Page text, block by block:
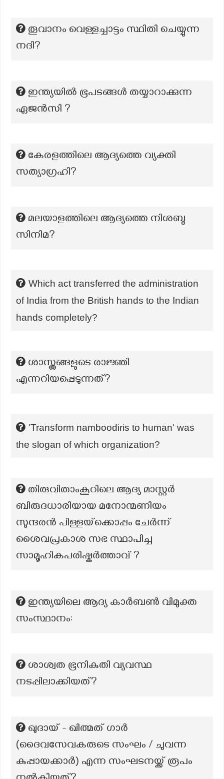
തൂവാനം വെള്ളച്ചാട്ടം സ്ഥിതി ചെയ്യുന്ന
നദി?
ഇന്ത്യയിൽ ഭൂപടങ്ങൾ തയ്യാറാക്കുന്ന
ഏജൻസി ?
കേരളത്തിലെ ആദ്യത്തെ വ്യക്തി
സത്യാഗ്രഹി?
മലയാളത്തിലെ ആദ്യത്തെ നിശബ്ദ
സിനിമ?
Which act transferred the administration
of India from the British hands to the Indian
hands completely?
ശാസ്ത്രങ്ങളുടെ രാജ്ഞി
എന്നറിയപ്പെടുന്നത്?
'Transform namboodiris to human' was
the slogan of which organization?
തിരുവിതാംകൂറിലെ ആദ്യ മാസ്റ്റർ
ബിരുദധാരിയായ മനോന്മണിയം
സുന്ദരൻ പിള്ളയ്‌ക്കൊപ്പം ചേർന്ന്
ശൈവപ്രകാശ സഭ സ്ഥാപിച്ച
സാമൂഹികപരിഷ്കർത്താവ് ?
ഇന്ത്യയിലെ ആദ്യ കാർബൺ വിമുക്ത
സംസ്ഥാനം:
ശാശ്വത ഭൂനികുതി വ്യവസ്ഥ
നടപ്പിലാക്കിയത്?
ഖുദായ് - ഖിത്മത് ഗാർ
(ദൈവസേവകരുടെ സംഘം / ചുവന്ന
കുപ്പായക്കാർ) എന്ന സംഘടനയ്ക്ക് രൂപം